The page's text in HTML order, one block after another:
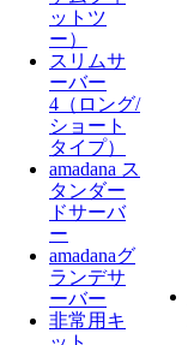
ットツ
ー）
スリムサ
ーバー
4（ロング/
ショート
タイプ）
amadana ス
タンダー
ドサーバ
ー
amadanaグ
ランデサ
ーバー
非常用キ